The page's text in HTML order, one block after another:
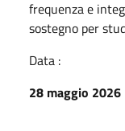
frequenza e
sostegno per
Data :
28 maggio 2026